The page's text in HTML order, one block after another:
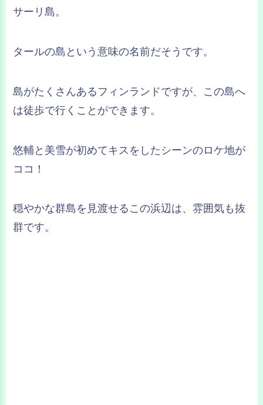
サーリ島。
タールの島という意味の名前だそうです。
島がたくさんあるフィンランドですが、この島へ
は徒歩で行くことができます。
悠輔と美雪が初めてキスをしたシーンのロケ地が
ココ！
穏やかな群島を見渡せるこの浜辺は、雰囲気も抜
群です。